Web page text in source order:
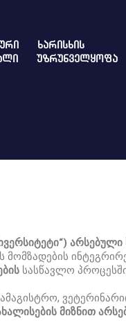
ᲮᲐᲠᲘᲡᲮᲘᲡ
ᲣᲖᲠᲣᲜᲕᲔᲚᲧᲝᲤᲐ
არსებული
მომზადების
სასწავლო
მიზნით